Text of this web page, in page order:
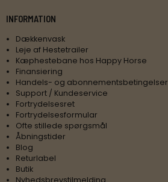
INFORMATION
Dækkenvask
Leje af Hestetrailer
Kæphestebane hos Happy Horse
Finansiering
Handels- og abonnementsbetingelser
Support / Kundeservice
Fortrydelsesret
Fortrydelsesformular
Ofte stillede spørgsmål
Åbningstider
Blog
Returlabel
Butik
Nyhedsbrevstilmelding